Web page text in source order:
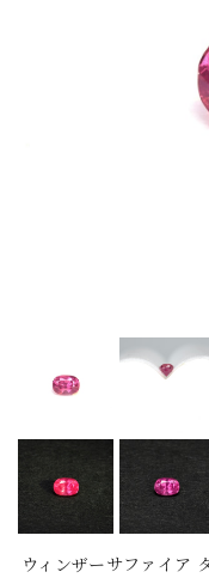
ウィンザーサファイア